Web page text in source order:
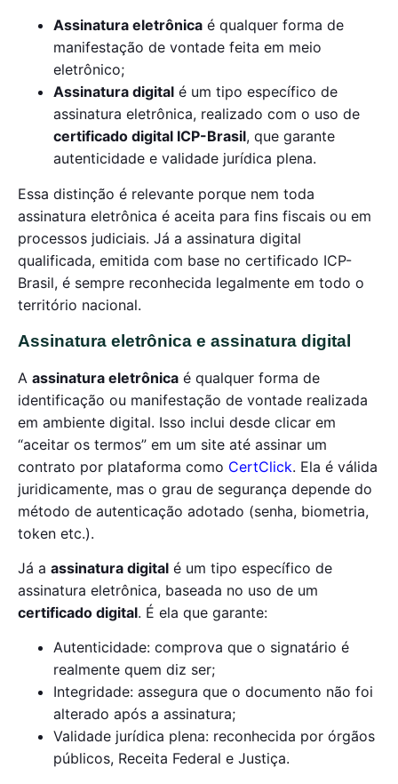
Assinatura eletrônica é qualquer forma de
manifestação de vontade feita em meio
eletrônico;
Assinatura digital é um tipo específico de
assinatura eletrônica, realizado com o uso de
certificado digital ICP-Brasil, que garante
autenticidade e validade jurídica plena.
Essa distinção é relevante porque nem toda
assinatura eletrônica é aceita para fins fiscais ou em
processos judiciais. Já a assinatura digital
qualificada, emitida com base no certificado ICP-
Brasil, é sempre reconhecida legalmente em todo o
território nacional.
Assinatura eletrônica e assinatura digital
A assinatura eletrônica é qualquer forma de
identificação ou manifestação de vontade realizada
em ambiente digital. Isso inclui desde clicar em
“aceitar os termos” em um site até assinar um
contrato por plataforma como CertClick. Ela é válida
juridicamente, mas o grau de segurança depende do
método de autenticação adotado (senha, biometria,
token etc.).
Já a assinatura digital é um tipo específico de
assinatura eletrônica, baseada no uso de um
certificado digital. É ela que garante:
Autenticidade: comprova que o signatário é
realmente quem diz ser;
Integridade: assegura que o documento não foi
alterado após a assinatura;
Validade jurídica plena: reconhecida por órgãos
públicos, Receita Federal e Justiça.